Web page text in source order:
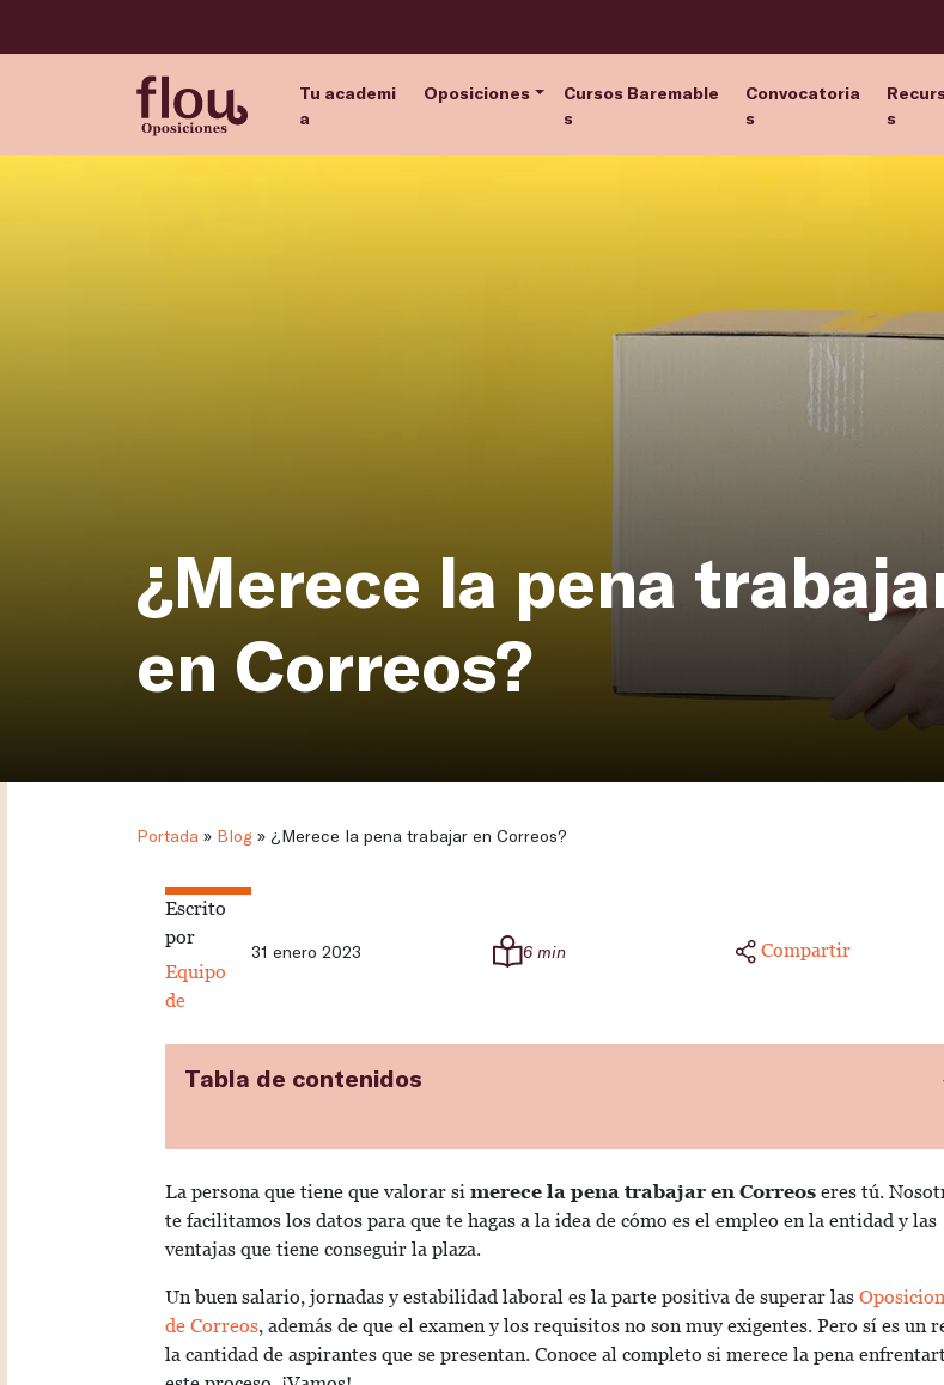
Tu academi
a
Oposiciones
Cursos Baremable
s
Convocatoria
s
s
¿Merece la pena
en Correos?
Portada » Blog » ¿Merece la pena trabajar en Correos?
Escrito
por
Equipo
de
31 enero 2023 6 min Compartir
Tabla de contenidos
La persona que tiene que valorar si merece la pena trabajar en Correos eres tú.
te facilitamos los datos para que te hagas a la idea de cómo es el empleo en la entidad y las
ventajas que tiene conseguir la plaza.
Un buen salario, jornadas y estabilidad laboral es la parte positiva de superar las
de Correos, además de que el examen y los requisitos no son muy exigentes. Pero sí es un
la cantidad de aspirantes que se presentan. Conoce al completo si merece la pena